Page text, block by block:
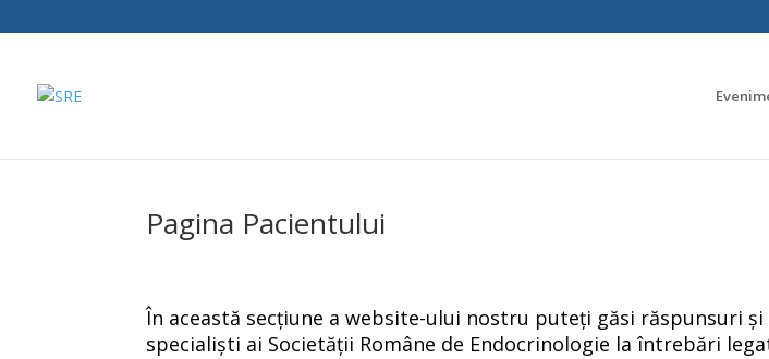
Pagina Pacientului
În această secțiune a website-ului nostru puteți găsi răspunsuri
specialiști ai Societății Române de Endocrinologie la întrebări